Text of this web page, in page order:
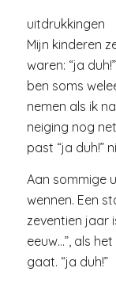
uitdrukkingen
Mijn kinderen
waren: “ja
ben soms
nemen als ik
neiging nog
past “ja duh!”
Aan sommige
wennen. Een
zeventien jaar
eeuw…”, als
gaat. “ja duh!”